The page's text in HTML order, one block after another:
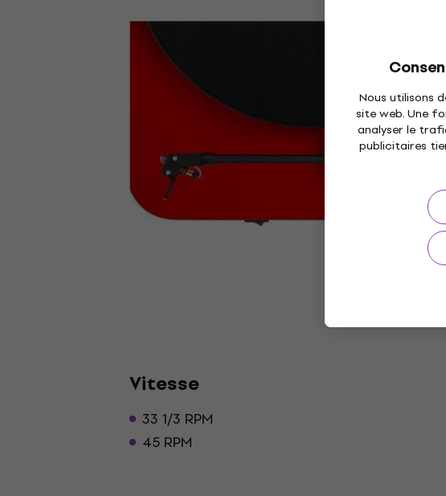
Nous utilisons
site web. Une
analyser le
publicitaires
Vitesse
33 1/3 RPM
45 RPM